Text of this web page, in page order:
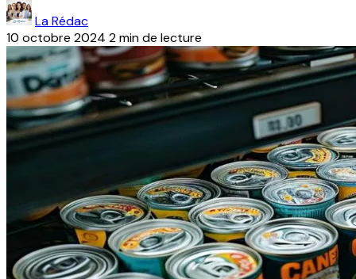
La Rédac
10 octobre 2024 2 min de lecture